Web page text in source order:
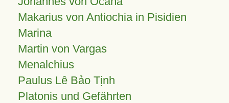
Makarius von Antiochia in Pisidien
Marina
Martin von Vargas
Menalchius
Paulus Lê Bảo Tịnh
Platonis und Gefährten